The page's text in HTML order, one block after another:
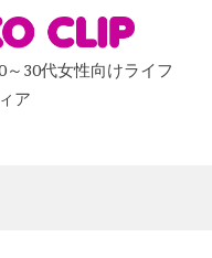
30代女性向けライフ
ア